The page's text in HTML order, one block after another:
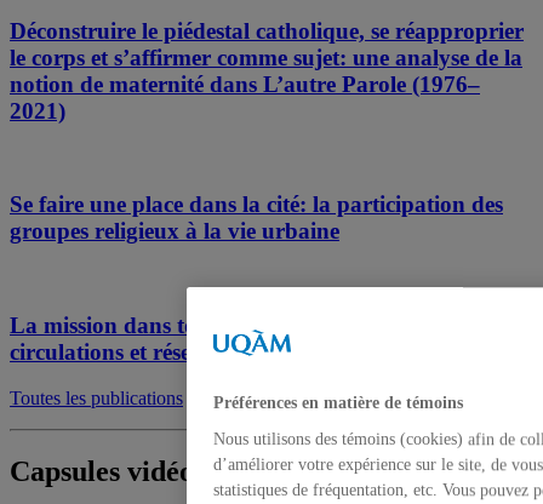
Déconstruire le piédestal catholique, se réapproprier
le corps et s’affirmer comme sujet: une analyse de la
notion de maternité dans L’autre Parole (1976–
2021)
Se faire une place dans la cité: la participation des
groupes religieux à la vie urbaine
La mission dans tous ses états (XIXe-XXIe siècle):
circulations et réseaux transnationaux
Toutes les publications
Capsules vidéos et témoignages
Préférences en matière de témoins
Nous utilisons des témoins (cookies) afin de
d’améliorer votre expérience sur le site, de
statistiques de fréquentation, etc. Vous pouvez